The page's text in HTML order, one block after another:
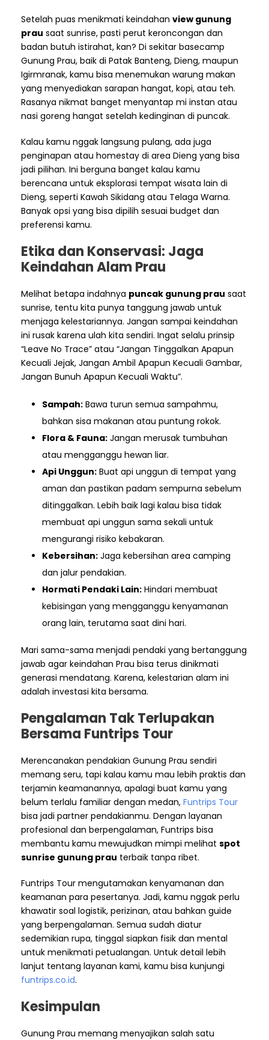
Setelah puas menikmati keindahan view gunung
prau saat sunrise, pasti perut keroncongan dan
badan butuh istirahat, kan? Di sekitar basecamp
Gunung Prau, baik di Patak Banteng, Dieng, maupun
Igirmranak, kamu bisa menemukan warung makan
yang menyediakan sarapan hangat, kopi, atau teh.
Rasanya nikmat banget menyantap mi instan atau
nasi goreng hangat setelah kedinginan di puncak.
Kalau kamu nggak langsung pulang, ada juga
penginapan atau homestay di area Dieng yang bisa
jadi pilihan. Ini berguna banget kalau kamu
berencana untuk eksplorasi tempat wisata lain di
Dieng, seperti Kawah Sikidang atau Telaga Warna.
Banyak opsi yang bisa dipilih sesuai budget dan
preferensi kamu.
Etika dan Konservasi: Jaga
Keindahan Alam Prau
Melihat betapa indahnya puncak gunung prau saat
sunrise, tentu kita punya tanggung jawab untuk
menjaga kelestariannya. Jangan sampai keindahan
ini rusak karena ulah kita sendiri. Ingat selalu prinsip
“Leave No Trace” atau “Jangan Tinggalkan Apapun
Kecuali Jejak, Jangan Ambil Apapun Kecuali Gambar,
Jangan Bunuh Apapun Kecuali Waktu”.
Sampah: Bawa turun semua sampahmu,
bahkan sisa makanan atau puntung rokok.
Flora & Fauna: Jangan merusak tumbuhan
atau mengganggu hewan liar.
Api Unggun: Buat api unggun di tempat yang
aman dan pastikan padam sempurna sebelum
ditinggalkan. Lebih baik lagi kalau bisa tidak
membuat api unggun sama sekali untuk
mengurangi risiko kebakaran.
Kebersihan: Jaga kebersihan area camping
dan jalur pendakian.
Hormati Pendaki Lain: Hindari membuat
kebisingan yang mengganggu kenyamanan
orang lain, terutama saat dini hari.
Mari sama-sama menjadi pendaki yang bertanggung
jawab agar keindahan Prau bisa terus dinikmati
generasi mendatang. Karena, kelestarian alam ini
adalah investasi kita bersama.
Pengalaman Tak Terlupakan
Bersama Funtrips Tour
Merencanakan pendakian Gunung Prau sendiri
memang seru, tapi kalau kamu mau lebih praktis dan
terjamin keamanannya, apalagi buat kamu yang
belum terlalu familiar dengan medan, Funtrips Tour
bisa jadi partner pendakianmu. Dengan layanan
profesional dan berpengalaman, Funtrips bisa
membantu kamu mewujudkan mimpi melihat spot
sunrise gunung prau terbaik tanpa ribet.
Funtrips Tour mengutamakan kenyamanan dan
keamanan para pesertanya. Jadi, kamu nggak perlu
khawatir soal logistik, perizinan, atau bahkan guide
yang berpengalaman. Semua sudah diatur
sedemikian rupa, tinggal siapkan fisik dan mental
untuk menikmati petualangan. Untuk detail lebih
lanjut tentang layanan kami, kamu bisa kunjungi
funtrips.co.id.
Kesimpulan
Gunung Prau memang menyajikan salah satu